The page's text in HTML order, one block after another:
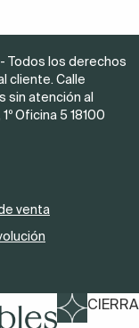
Todos los derechos
cliente. Calle
sin atención al
Oficina 5 18100
venta
CIERRA